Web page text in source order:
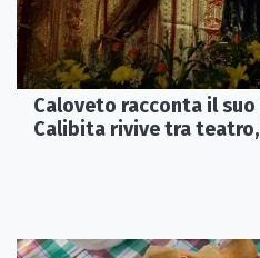
Caloveto racconta il
Calibita rivive tra